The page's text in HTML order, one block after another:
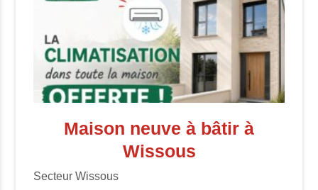
Maison neuve à bâtir à
Wissous
Secteur Wissous